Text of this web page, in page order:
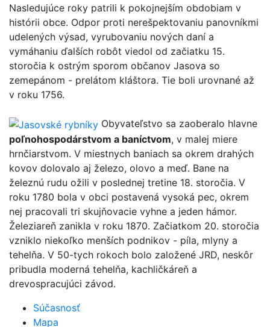
Nasledujúce roky patrili k pokojnejším obdobiam v
histórii obce. Odpor proti nerešpektovaniu panovníkmi
udelených výsad, vyrubovaniu nových daní a
vymáhaniu ďalších robôt viedol od začiatku 15.
storočia k ostrým sporom občanov Jasova so
zemepánom - prelátom kláštora. Tie boli urovnané až
v roku 1756.
Obyvateľstvo sa zaoberalo hlavne
poľnohospodárstvom a baníctvom, v malej miere
hrnčiarstvom. V miestnych baniach sa okrem drahých
kovov dolovalo aj železo, olovo a meď. Bane na
železnú rudu ožili v poslednej tretine 18. storočia. V
roku 1780 bola v obci postavená vysoká pec, okrem
nej pracovali tri skujňovacie vyhne a jeden hámor.
Železiareň zanikla v roku 1870. Začiatkom 20. storočia
vzniklo niekoľko menších podnikov - píla, mlyny a
tehelňa. V 50-tych rokoch bolo založené JRD, neskôr
pribudla moderná tehelňa, kachličkáreň a
drevospracujúci závod.
Súčasnosť
Mapa